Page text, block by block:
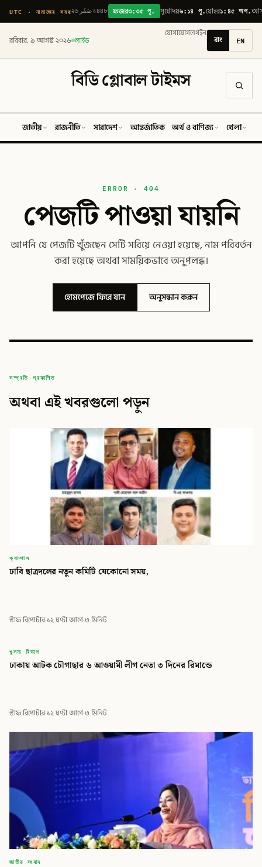
UTC · নামাজের সময় ২৬ صَفَر ১৪৪৮ ফজর৩:৩৫ পূ. সূর্যোদয়৬:১৪ পূ.যোহর১:৪৫ অপ.
রবিবার, ৯ আগস্ট ২০২৬ লাইভ
যোগাযোগলগইন
বাং EN
বিডি গ্লোবাল টাইমস
জাতীয় রাজনীতি সারাদেশ আন্তর্জাতিক অর্থ ও বাণিজ্য খেলা
ERROR · 404
পেজটি পাওয়া যায়নি
আপনি যে পেজটি খুঁজছেন সেটি সরিয়ে নেওয়া হয়েছে, নাম পরিবর্তন
করা হয়েছে অথবা সাময়িকভাবে অনুপলব্ধ।
হোমপেজে ফিরে যান অনুসন্ধান করুন
সম্প্রতি প্রকাশিত
অথবা এই খবরগুলো পড়ুন
ক্যাম্পাস
ঢাবি ছাত্রদলের নতুন কমিটি যেকোনো সময়,
স্টাফ রিপোর্টার·১২ ঘণ্টা আগে·৩ মিনিট
বিডি
বিডি গ্লোবাল টাইমস
খুলনা বিভাগ
ঢাকায় আটক চৌগাছার ৬ আওয়ামী লীগ নেতা ৩ দিনের রিমান্ডে
স্টাফ রিপোর্টার·১২ ঘণ্টা আগে·৩ মিনিট
জাতীয় সংবাদ